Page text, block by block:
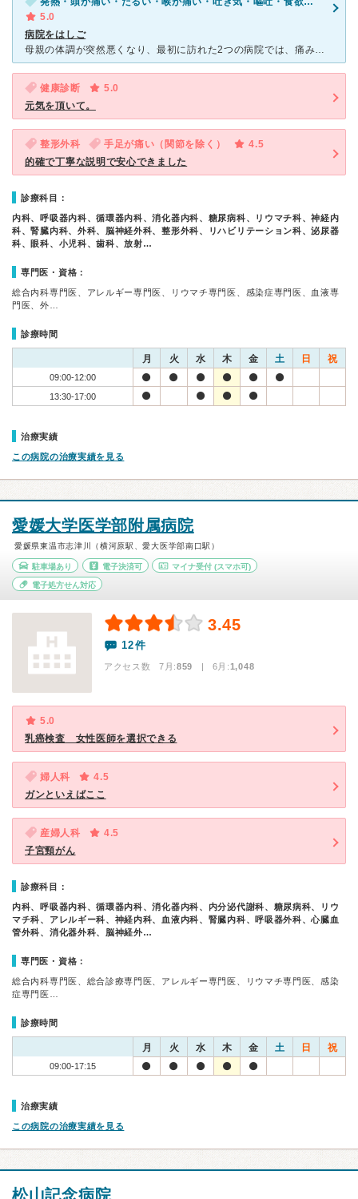
5.0
病院をはしご
母親の体調が突然悪くなり、最初に訪れた2つの病院では、痛み止め等を処方されただけでその薬も全く効かず、こちらの病院に予約もなく行って診てもらうことにしました。 初夏でしたが、かなり多くの患者さん
健康診断
5.0
元気を頂いて。
整形外科 手足が痛い（関節を除く）
4.5
的確で丁寧な説明で安心できました
診療科目：
内科、呼吸器内科、循環器内科、消化器内科、糖尿病科、リウマチ科、神経内
科、腎臓内科、外科、脳神経外科、整形外科、リハビリテーション科、泌尿器
科、眼科、小児科、歯科、放射…
専門医・資格：
総合内科専門医、アレルギー専門医、リウマチ専門医、感染症専門医、血液専
門医、外…
診療時間
月 火 水 木 金 土 日 祝
09:00-12:00
13:30-17:00
治療実績
この病院の治療実績を見る
愛媛大学医学部附属病院
愛媛県東温市志津川（横河原駅、愛大医学部南口駅）
駐車場あり 電子決済可 マイナ受付 (スマホ可)
電子処方せん対応
3.45
12件
アクセス数 7月:859 | 6月:1,048
5.0
乳癌検査 女性医師を選択できる
婦人科
4.5
ガンといえばここ
産婦人科
4.5
子宮頸がん
診療科目：
内科、呼吸器内科、循環器内科、消化器内科、内分泌代謝科、糖尿病科、リウ
マチ科、アレルギー科、神経内科、血液内科、腎臓内科、呼吸器外科、心臓血
管外科、消化器外科、脳神経外…
専門医・資格：
総合内科専門医、総合診療専門医、アレルギー専門医、リウマチ専門医、感染
症専門医…
診療時間
月 火 水 木 金 土 日 祝
09:00-17:15
治療実績
この病院の治療実績を見る
松山記念病院